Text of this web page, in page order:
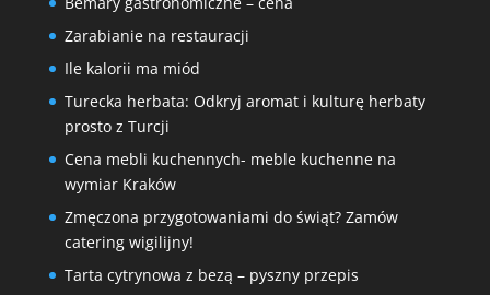
Zarabianie na restauracji
Ile kalorii ma miód
Turecka herbata: Odkryj aromat i kulturę herbaty
prosto z Turcji
Cena mebli kuchennych- meble kuchenne na
wymiar Kraków
Zmęczona przygotowaniami do świąt? Zamów
catering wigilijny!
Tarta cytrynowa z bezą – pyszny przepis